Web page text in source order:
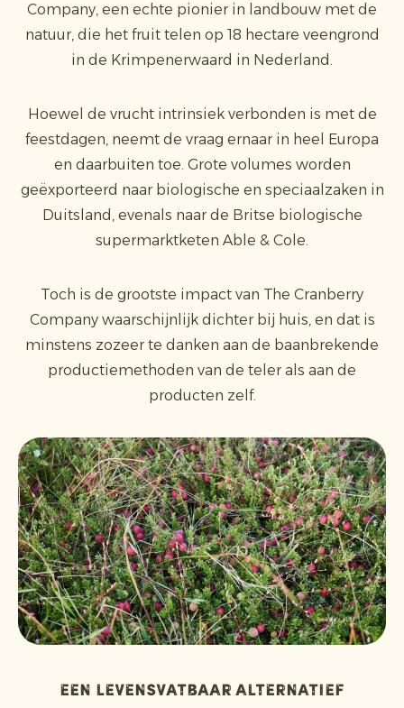
Company, een echte pionier in landbouw met de
natuur, die het fruit telen op 18 hectare veengrond
in de Krimpenerwaard in Nederland.
Hoewel de vrucht intrinsiek verbonden is met de
feestdagen, neemt de vraag ernaar in heel Europa
en daarbuiten toe. Grote volumes worden
geëxporteerd naar biologische en speciaalzaken in
Duitsland, evenals naar de Britse biologische
supermarktketen Able & Cole.
Toch is de grootste impact van The Cranberry
Company waarschijnlijk dichter bij huis, en dat is
minstens zozeer te danken aan de baanbrekende
productiemethoden van de teler als aan de
producten zelf.
Een levensvatbaar alternatief